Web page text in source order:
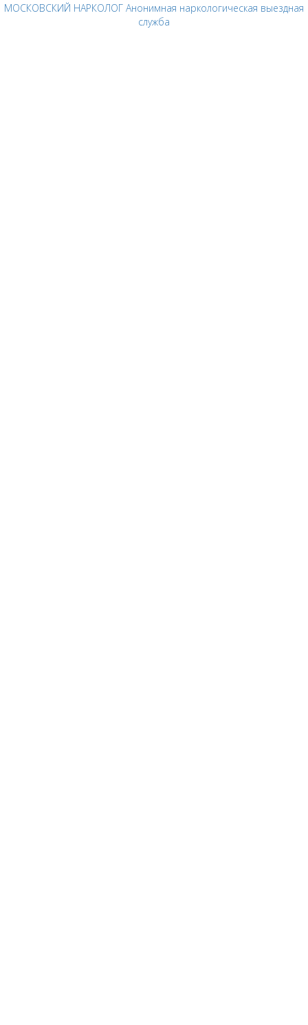
МОСКОВСКИЙ НАРКОЛОГ Анонимная наркологическая выездная
служба